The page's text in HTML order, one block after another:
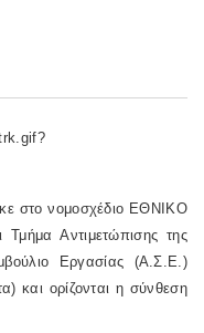
στο νομοσχέδιο ΕΘΝΙΚΟ
Αντιμετώπισης της
Εργασίας (Α.Σ.Ε.)
και ορίζονται η σύνθεση